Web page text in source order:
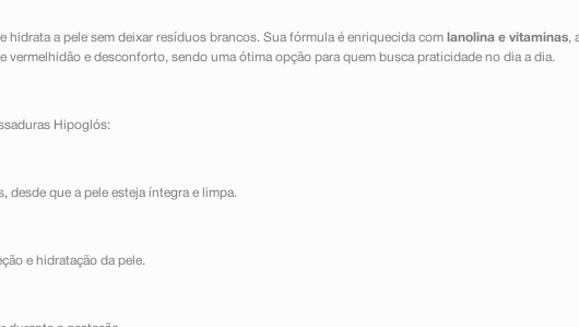
a pele sem deixar resíduos brancos. Sua fórmula é enriquecida com lanolina e vitaminas,
vermelhidão e desconforto, sendo uma ótima opção para quem busca praticidade no dia a dia.
Hipoglós:
desde que a pele esteja íntegra e limpa.
e hidratação da pele.